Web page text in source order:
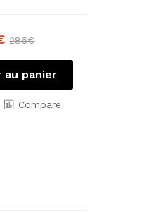
286€
au panier
Compare